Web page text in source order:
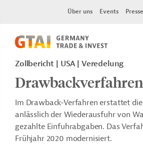
Über uns Events Presse
Zollbericht USA Veredelung
Drawbackverfahren
Im Drawback-Verfahren erstattet
anlässlich der Wiederausfuhr von
gezahlte Einfuhrabgaben. Das
Frühjahr 2020 modernisiert.